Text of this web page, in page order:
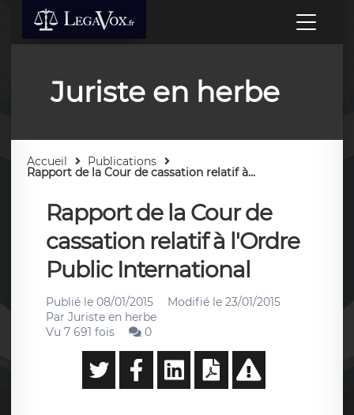
Juriste en herbe
Accueil Publications
Rapport de la Cour de cassation relatif à...
Rapport de la Cour de
cassation relatif à l'Ordre
Public International
Publié le 08/01/2015 Modifié le 23/01/2015
Par Juriste en herbe
Vu 7 691 fois
0